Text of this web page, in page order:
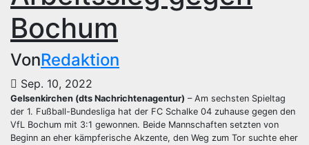
Bochum
VonRedaktion
Sep. 10, 2022
Gelsenkirchen (dts Nachrichtenagentur) – Am sechsten Spieltag
der 1. Fußball-Bundesliga hat der FC Schalke 04 zuhause gegen den
VfL Bochum mit 3:1 gewonnen. Beide Mannschaften setzten von
Beginn an eher kämpferische Akzente, den Weg zum Tor suchte eher